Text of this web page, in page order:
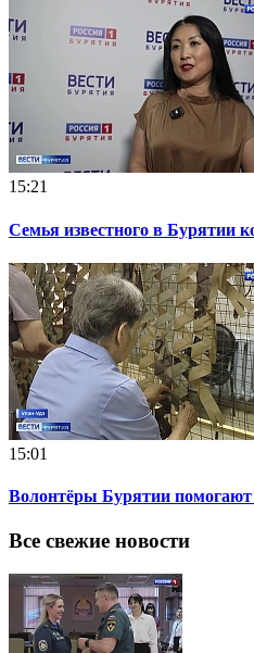
15:21
Семья известного в Бурятии
15:01
Волонтёры Бурятии помогают
Все свежие новости